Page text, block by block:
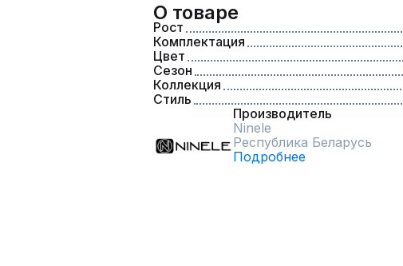
О товаре
Рост
Комплектация
Цвет
Сезон
Коллекция
Стиль
Производитель
Ninele
Республика Беларусь
Подробнее